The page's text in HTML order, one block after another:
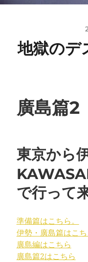
地獄のデ
廣島篇2
東京から
で行って
準備篇はこちら。
伊勢・廣島篇はこち
廣島編はこちら
廣島篇2はこちら